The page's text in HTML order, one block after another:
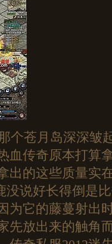
个苍月岛深深皱
血传奇原本打算
出的这些质量实
没说好长得倒是
为它的藤蔓射出
放出来的触角